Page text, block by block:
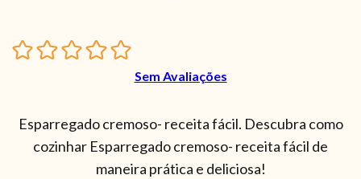
Sem Avaliações
Esparregado cremoso- receita fácil. Descubra como
cozinhar Esparregado cremoso- receita fácil de
maneira prática e deliciosa!